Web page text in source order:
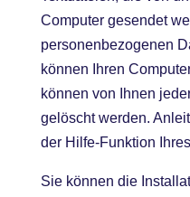
Computer gesendet
personenbezogenen
können Ihren
können von Ihnen
gelöscht werden.
der Hilfe-Funktion
Sie können die